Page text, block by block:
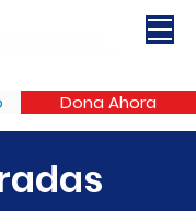
Dona Ahora